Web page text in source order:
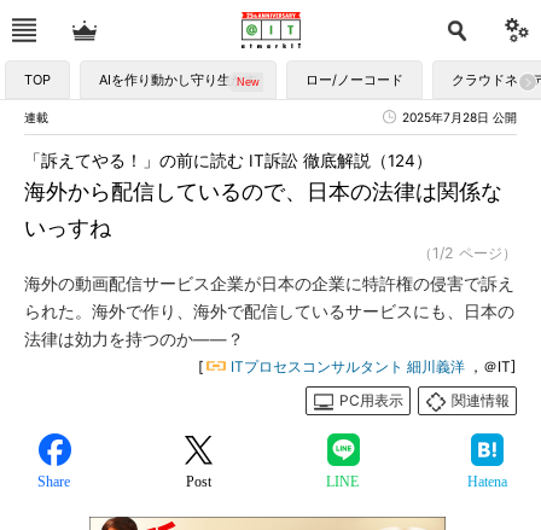
TOP AIを作り動かし守り生かす ロー/ノーコード クラウドネイ
連載 2025年7月28日 公開
海外から配信しているので、日本の法律は関係な
いっすね
「訴えてやる！」の前に読む IT訴訟 徹底解説（124）
（1/2 ページ）
海外の動画配信サービス企業が日本の企業に特許権の侵害で訴え
られた。海外で作り、海外で配信しているサービスにも、日本の
法律は効力を持つのか――？
[ ITプロセスコンサルタント 細川義洋 ，＠IT]
PC用表示
関連情報
Share Post LINE Hatena